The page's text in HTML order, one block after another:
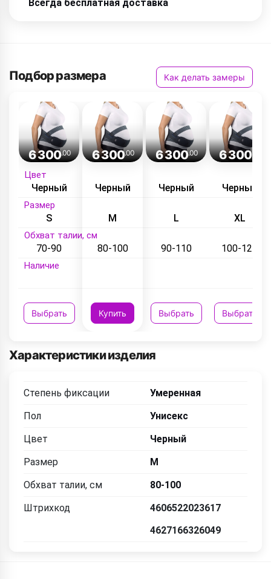
Всегда бесплатная доставка
Подбор размера Как делать замеры
Цвет
Размер
Обхват талии, см
Наличие
6 300.00
Черный
S
70-90
Выбрать
6 300.00
Черный
M
80-100
Купить
6 300.00
Черный
L
90-110
Выбрать
6 300.00
Черный
XL
100-120
Выбрать
Характеристики изделия
Степень фиксации
Умеренная
Пол
Унисекс
Цвет
Черный
Размер
M
Обхват талии, см
80-100
Штрихкод
4606522023617
4627166326049